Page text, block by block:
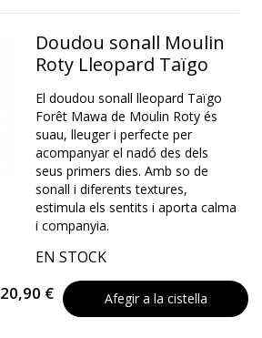
Doudou sonall Moulin
Roty Lleopard Taïgo
El doudou sonall lleopard Taïgo
Forêt Mawa de Moulin Roty és
suau, lleuger i perfecte per
acompanyar el nadó des dels
seus primers dies. Amb so de
sonall i diferents textures,
estimula els sentits i aporta calma
i companyia.
EN STOCK
20,90 € Afegir a la cistella